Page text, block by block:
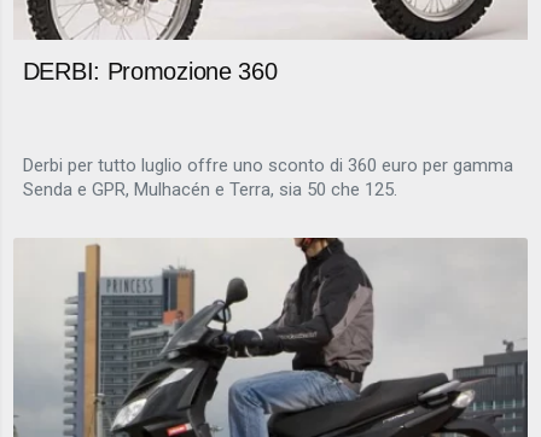
DERBI: Promozione 360
Derbi per tutto luglio offre uno sconto di 360 euro per gamma
Senda e GPR, Mulhacén e Terra, sia 50 che 125.